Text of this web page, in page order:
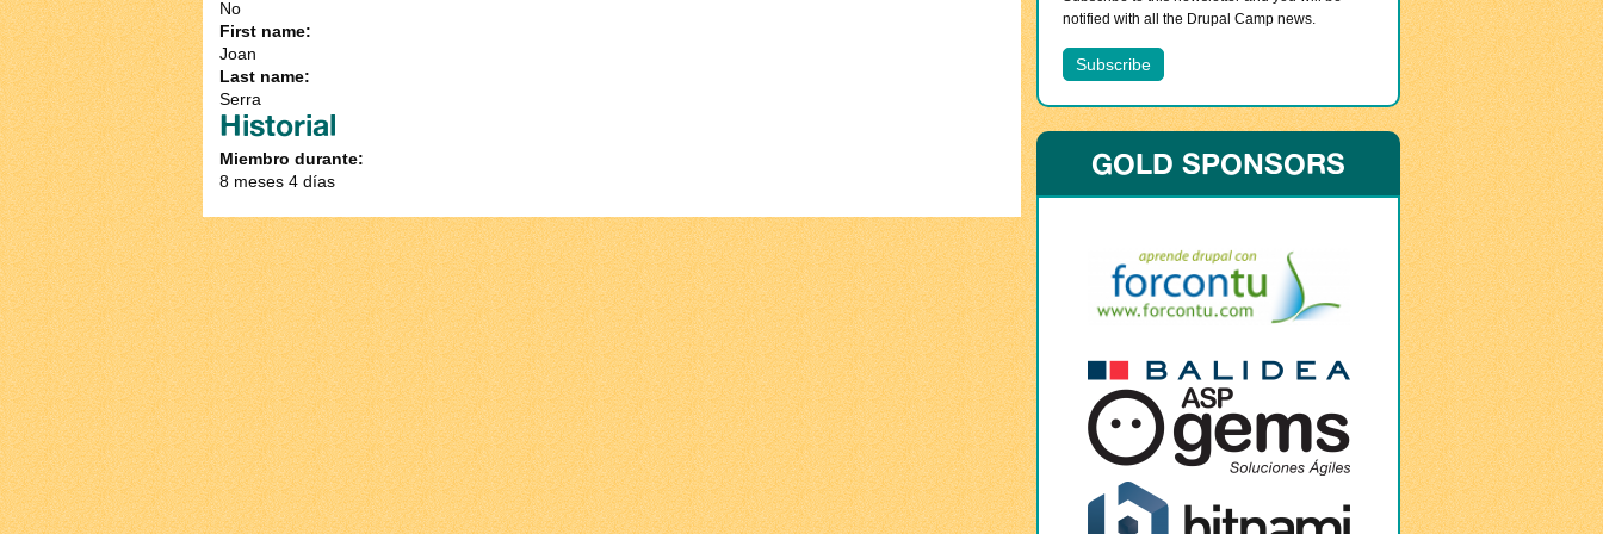
No
First name:
Joan
Last name:
Serra
Historial
Miembro durante:
8 meses 4 días
notified with all the Drupal Camp news.
GOLD SPONSORS